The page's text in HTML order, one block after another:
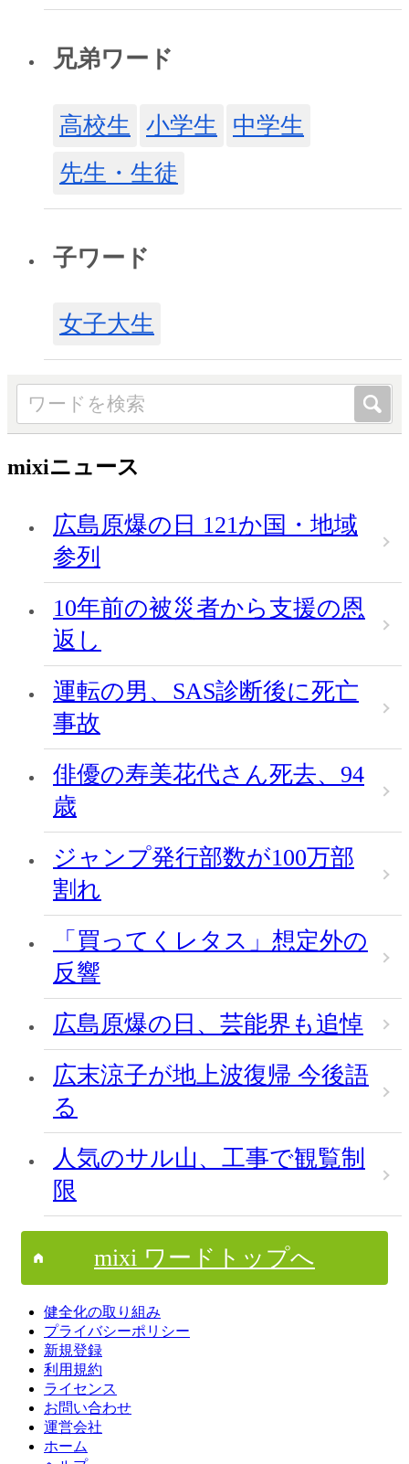
兄弟ワード
高校生 小学生
中学生
先生・生徒
子ワード
女子大生
mixiニュース
広島原爆の日 121か国・地域
参列
10年前の被災者から支援の恩
返し
運転の男、SAS診断後に死亡
事故
俳優の寿美花代さん死去、94
歳
ジャンプ発行部数が100万部
割れ
「買ってくレタス」想定外の
反響
広島原爆の日、芸能界も追悼
広末涼子が地上波復帰 今後語
る
人気のサル山、工事で観覧制
限
mixi ワードトップへ
健全化の取り組み
プライバシーポリシー
新規登録
利用規約
ライセンス
お問い合わせ
運営会社
ホーム